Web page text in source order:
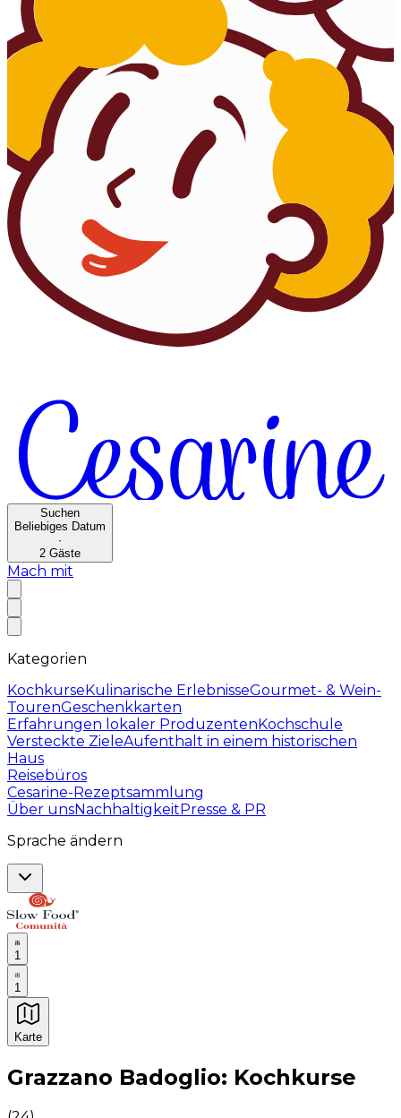
Suchen
Beliebiges Datum
·
2 Gäste
Mach mit
Kategorien
KochkurseKulinarische ErlebnisseGourmet- & Wein-
TourenGeschenkkarten
Erfahrungen lokaler ProduzentenKochschule
Versteckte ZieleAufenthalt in einem historischen
Haus
Reisebüros
Cesarine-Rezeptsammlung
Über unsNachhaltigkeitPresse & PR
Sprache ändern
1
1
Karte
Unvergessliche kulinarische Erlebnisse:
Grazzano Badoglio: Kochkurse